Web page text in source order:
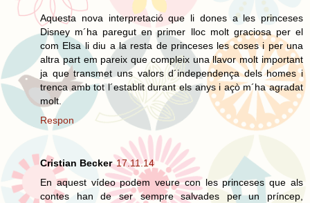
Aquesta nova interpretació que li dones a les princeses
Disney m´ha paregut en primer lloc molt graciosa per el
com Elsa li diu a la resta de princeses les coses i per una
altra part em pareix que compleix una llavor molt important
ja que transmet uns valors d´independença dels homes i
trenca amb tot l´establit durant els anys i açò m´ha agradat
molt.
Respon
Cristian Becker 17.11.14
En aquest vídeo podem veure con les princeses que als
contes han de ser sempre salvades per un príncep,